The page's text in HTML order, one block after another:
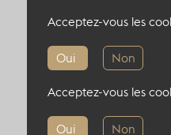
Capacité du lieu
120 pers en cocktail
65 pers en diner
Oui Non
Acceptez-vous les
Oui Non
Acceptez-vous les